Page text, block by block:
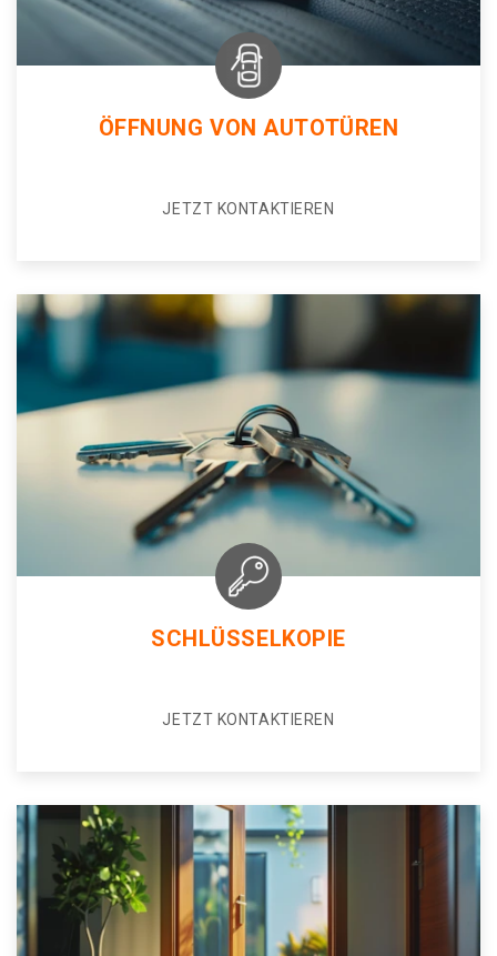
ÖFFNUNG VON AUTOTÜREN
JETZT KONTAKTIEREN
SCHLÜSSELKOPIE
JETZT KONTAKTIEREN